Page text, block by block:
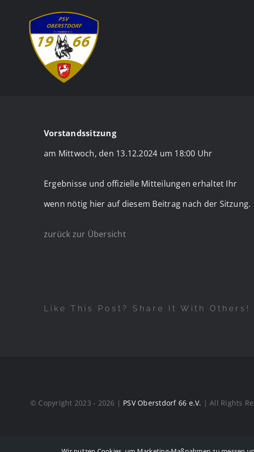
springen
Vorstandssitzung
am Mittwoch, den 13.12.2024 um 18:00 Uhr
Ergebnisse und offizielle Mitteilungen erhaltet Ihr
wenn nötig hier auf diesem Beitrag nach der Sitzung.
zurück zur Übersicht
Like This Post? Share It With Others!
© Copyright 2023 - 2026 | PSV Oberstdorf 66 e.V. | All Rights